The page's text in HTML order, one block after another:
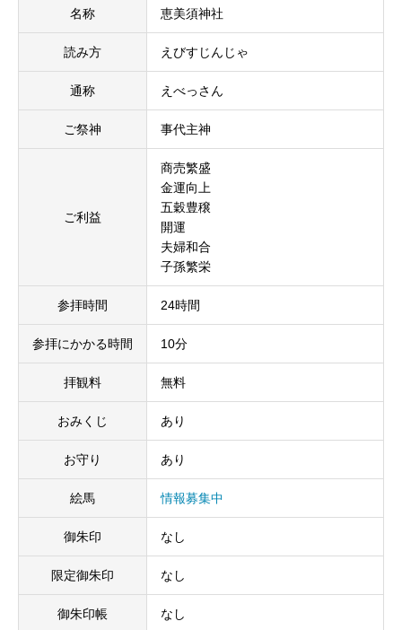
名称 恵美須神社
読み方 えびすじんじゃ
通称 えべっさん
ご祭神 事代主神
ご利益
商売繁盛
金運向上
五穀豊穣
開運
夫婦和合
子孫繁栄
参拝時間 24時間
参拝にかかる時間 10分
拝観料 無料
おみくじ あり
お守り あり
絵馬 情報募集中
御朱印 なし
限定御朱印 なし
御朱印帳 なし